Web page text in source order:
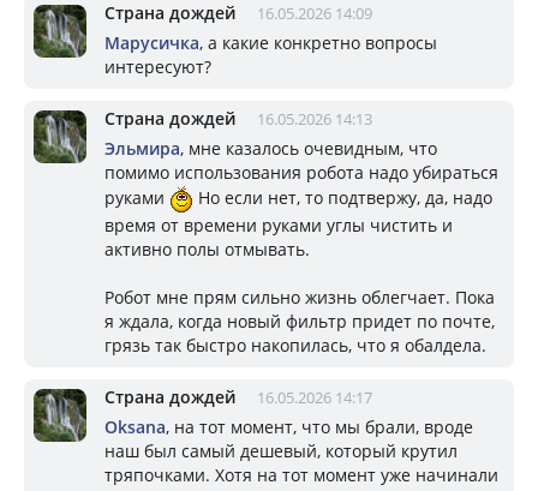
Страна дождей 16.05.2026 14:09
Марусичка, а какие конкретно вопросы
интересуют?
Страна дождей 16.05.2026 14:13
Эльмира, мне казалось очевидным, что
помимо использования робота надо убираться
руками
Но если нет, то подтвержу, да, надо
время от времени руками углы чистить и
активно полы отмывать.
Робот мне прям сильно жизнь облегчает. Пока
я ждала, когда новый фильтр придет по почте,
грязь так быстро накопилась, что я обалдела.
Страна дождей 16.05.2026 14:17
Oksana, на тот момент, что мы брали, вроде
наш был самый дешевый, который крутил
тряпочками. Хотя на тот момент уже начинали